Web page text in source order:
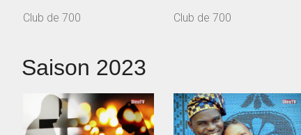
Club de 700 Club de 700
Saison 2023